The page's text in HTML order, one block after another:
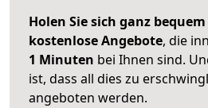
Holen Sie sich ganz
kostenlose Angebote, die
1 Minuten bei Ihnen sind.
ist, dass all dies zu
angeboten werden.